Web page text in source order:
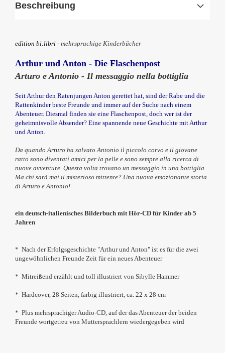
Beschreibung
edition bi:libri - mehrsprachige Kinderbücher
Arthur und Anton - Die Flaschenpost
Arturo e Antonio - Il messaggio nella bottiglia
Seit Arthur den Ratenjungen Anton gerettet hat, sind der Rabe und die
Rattenkinder beste Freunde und immer auf der Suche nach einem
Abenteuer. Diesmal finden sie eine Flaschenpost, doch wer ist der
geheimnisvolle Absender? Eine spannende neue Geschichte mit Arthur
und Anton.
Da quando Arturo ha salvato Antonio il piccolo corvo e il giovane
ratto sono diventati amici per la pelle e sono sempre alla ricerca di
nuove avventure. Questa volta trovano un messaggio in una bottiglia.
Ma chi sarà mai il misterioso mittente? Una nuova emozionante storia
di Arturo e Antonio!
ein deutsch-italienisches Bilderbuch mit Hör-CD für Kinder ab 5
Jahren
* Nach der Erfolgsgeschichte "Arthur und Anton" ist es für die zwei
ungewöhnlichen Freunde Zeit für ein neues Abenteuer
* Mitreißend erzählt und toll illustriert von Sibylle Hammer
* Hardcover, 28 Seiten, farbig illustriert, ca. 22 x 28 cm
* Plus mehrsprachiger Audio-CD, auf der das Abenteuer der beiden
Freunde wortgetreu von Muttersprachlern wiedergegeben wird